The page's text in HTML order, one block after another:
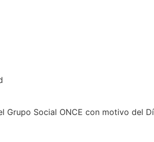
Grupo Social ONCE con motivo del